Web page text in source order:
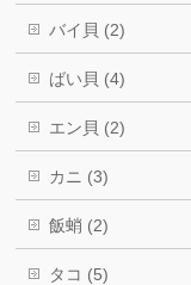
バイ貝 (2)
ばい貝 (4)
エン貝 (2)
カニ (3)
飯蛸 (2)
タコ (5)